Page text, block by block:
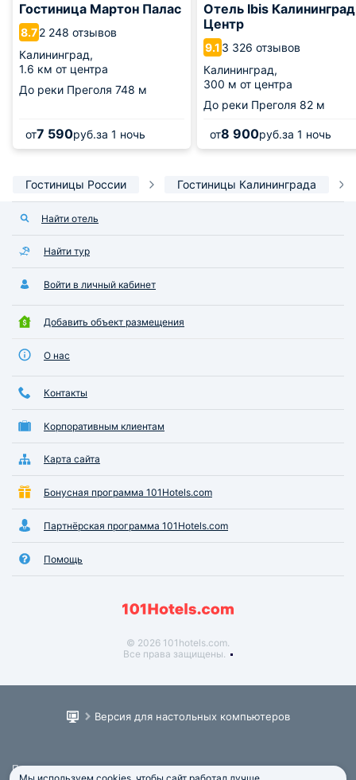
Гостиница Мартон Палас
8.72 248 отзывов
Калининград,
1.6 км от центра
До реки Преголя 748 м
от7 590руб.за 1 ночь
Отель Ibis Калининград
Центр
9.1 3 326 отзывов
Калининград,
300 м от центра
До реки Преголя 82 м
от8 900руб.за 1 ночь
Гостиницы России Гостиницы Калининграда
Найти отель
Найти тур
Войти в личный кабинет
Добавить объект размещения
О нас
Контакты
Корпоративным клиентам
Карта сайта
Бонусная программа 101Hotels.com
Партнёрская программа 101Hotels.com
Помощь
© 2026 101hotels.com.
Все права защищены.
Версия для настольных компьютеров
Пользовательское соглашение